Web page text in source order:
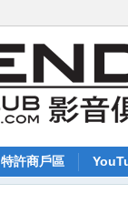
特許商戶區